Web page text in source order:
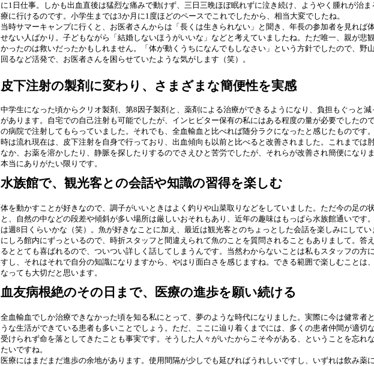
に1日仕事。しかも出血直後は猛烈な痛みで動けず、三日三晩ほぼ眠れずに泣き続け、ようやく腫れが治ま
療に行けるのです。小学生までは3か月に1度ほどのペースでこれでしたから、相当大変でしたね。
当時サマーキャンプに行くと、お医者さんからは「長くは生きられない」と聞き、年長の参加者を見れば
せない人ばかり。子どもながら「結婚しないほうがいいな」などと考えていましたね。ただ唯一、親が悲
かったのは救いだったかもしれません。「体が動くうちになんでもしなさい」という方針でしたので、野
回るなど活発で、お医者さんを困らせていたような気がします（笑）。
皮下注射の製剤に変わり、さまざまな簡便性を実感
中学生になった頃からクリオ製剤、第8因子製剤と、薬剤による治療ができるようになり、負担もぐっと減
があります。自宅での自己注射も可能でしたが、インヒビター保有の私にはある程度の量が必要でしたの
の病院で注射してもらっていました。それでも、全血輸血と比べれば随分ラクになったと感じたものです
時は流れ現在は、皮下注射を自身で行っており、出血傾向も以前と比べると改善されました。これまでは
なか、お薬を溶かしたり、静脈を探したりするのでさえひと苦労でしたが、それらが改善され簡便になり
本当にありがたい限りです。
水族館で、観光客との会話や知識の習得を楽しむ
体を動かすことが好きなので、調子がいいときはよく釣りや山菜取りなどをしていました。ただ今の足の
と、自然の中などの段差や傾斜が多い場所は厳しいおそれもあり、近年の趣味はもっぱら水族館通いです
は週8日くらいかな（笑）。魚が好きなことに加え、最近は観光客とのちょっとした会話を楽しみにしてい
にしろ館内にずっといるので、時折スタッフと間違えられて魚のことを質問されることもありまして。答
るととても喜ばれるので、ついつい詳しく話してしまうんです。当然わからないことは私もスタッフの方
すし、それはそれで自分の知識になりますから、やはり面白さを感じますね。できる範囲で楽しむことは
なっても大切だと思います。
血友病根絶のその日まで、医療の進歩を願い続ける
全血輸血でしか治療できなかった頃を知る私にとって、夢のような時代になりました。実際に今は健常者
うな生活ができている患者も多いことでしょう。ただ、ここに辿り着くまでには、多くの患者仲間が適切
受けられず命を落としてきたことも事実です。そうした人々がいたからこそ今がある、ということを忘れ
たいですね。
医療にはまだまだ進歩の余地があります。使用間隔が少しでも延びればうれしいですし、いずれは飲み薬